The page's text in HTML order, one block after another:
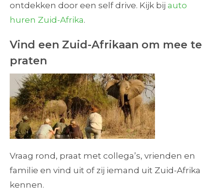
ontdekken door een self drive. Kijk bij auto
huren Zuid-Afrika.
Vind een Zuid-Afrikaan om mee te
praten
Vraag rond, praat met collega’s, vrienden en
familie en vind uit of zij iemand uit Zuid-Afrika
kennen.